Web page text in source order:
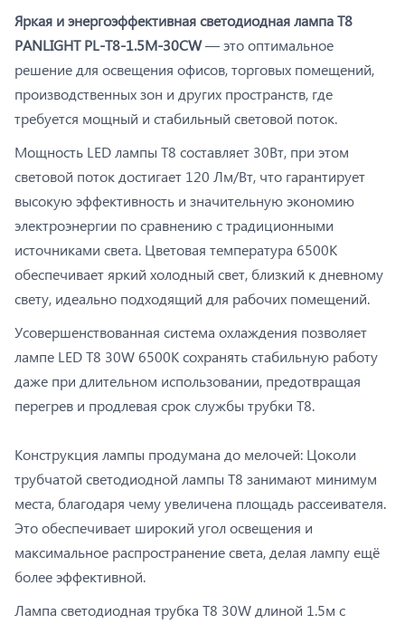
Яркая и энергоэффективная светодиодная лампа T8
PANLIGHT PL-T8-1.5M-30CW— это оптимальное
решение для освещения офисов, торговых помещений,
производственных зон и других пространств, где
требуется мощный и стабильный световой поток.
Мощность LED лампы T8 составляет 30Вт, при этом
световой поток достигает 120 Лм/Вт, что гарантирует
высокую эффективность и значительную экономию
электроэнергии по сравнению с традиционными
источниками света. Цветовая температура 6500К
обеспечивает яркий холодный свет, близкий к дневному
свету, идеально подходящий для рабочих помещений.
Усовершенствованная система охлаждения позволяет
лампе LED T8 30W 6500K сохранять стабильную работу
даже при длительном использовании, предотвращая
перегрев и продлевая срок службы трубки T8.
Конструкция лампы продумана до мелочей: Цоколи
трубчатой светодиодной лампы Т8 занимают минимум
места, благодаря чему увеличена площадь рассеивателя.
Это обеспечивает широкий угол освещения и
максимальное распространение света, делая лампу ещё
более эффективной.
Лампа светодиодная трубка T8 30W длиной 1.5м с